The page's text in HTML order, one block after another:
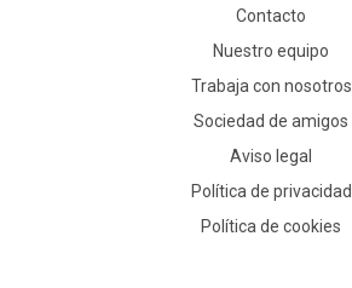
Contacto
Nuestro equipo
Trabaja con nosotros
Sociedad de amigos
Aviso legal
Política de privacidad
Política de cookies